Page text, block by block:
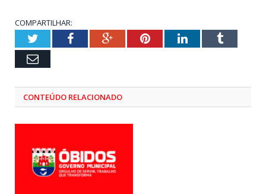
COMPARTILHAR:
TwitterFacebookGoogle+PinterestLinkedInTumblr
Email
CONTEÚDO RELACIONADO